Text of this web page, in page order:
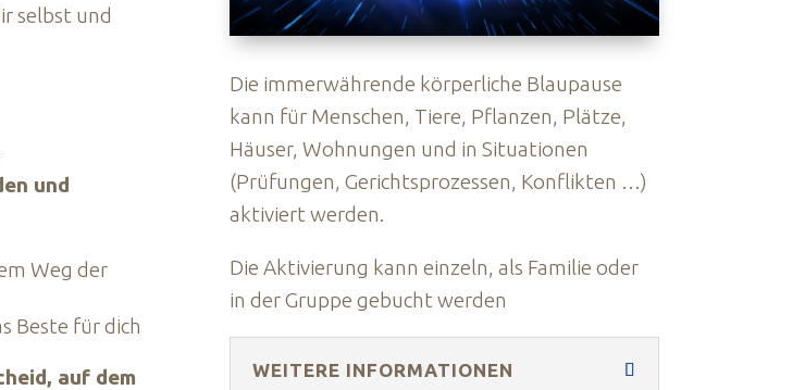
selbst und
und
Weg der
Beste für dich
auf dem
Die immerwährende körperliche Blaupause
kann für Menschen, Tiere, Pflanzen, Plätze,
Häuser, Wohnungen und in Situationen
(Prüfungen, Gerichtsprozessen, Konflikten …)
aktiviert werden.
Die Aktivierung kann einzeln, als Familie oder
in der Gruppe gebucht werden
WEITERE INFORMATIONEN